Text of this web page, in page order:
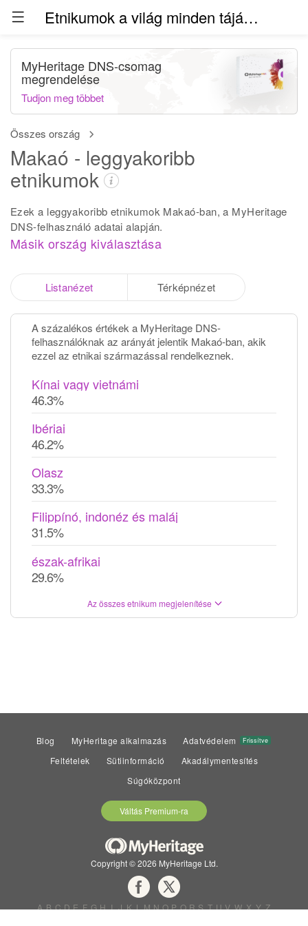
Etnikumok a világ minden táján (béta)
Összes ország
Makaó - leggyakoribb
etnikumok
Ezek a leggyakoribb etnikumok Makaó-ban, a MyHeritage
DNS-felhasználó adatai alapján.
Másik ország kiválasztása
MyHeritage DNS-csomag
megrendelése
Tudjon meg többet
Listanézet Térképnézet
A százalékos értékek a MyHeritage DNS-
felhasználóknak az arányát jelentik Makaó-ban, akik
ezzel az etnikai származással rendelkeznek.
Kínai vagy vietnámi
46.3%
Ibériai
46.2%
Olasz
33.3%
Filippínó, indonéz és maláj
31.5%
észak-afrikai
29.6%
Az összes etnikum megjelenítése
Blog MyHeritage alkalmazás Adatvédelem Frissítve
Feltételek Sütiinformáció
Akadálymentesítés
Súgóközpont
Váltás Premium-ra
Copyright © 2026 MyHeritage Ltd.
A B C D E F G H I J K L M N O P Q R S T U V W X Y Z